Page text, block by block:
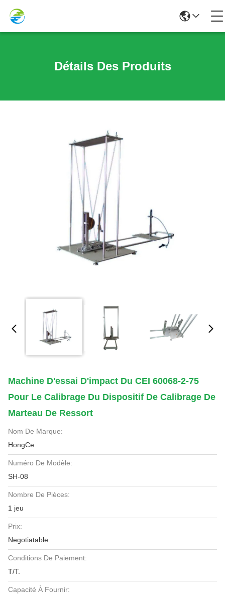
Détails Des Produits
Machine D'essai D'impact Du CEI 60068-2-75
Pour Le Calibrage Du Dispositif De Calibrage De
Marteau De Ressort
Nom De Marque:
HongCe
Numéro De Modèle:
SH-08
Nombre De Pièces:
1 jeu
Prix:
Negotiatable
Conditions De Paiement:
T/T.
Capacité À Fournir: